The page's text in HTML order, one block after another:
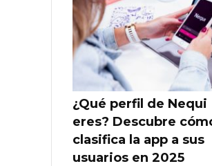
¿Qué perfil de Nequi
eres? Descubre
clasifica la app a sus
usuarios en 2025